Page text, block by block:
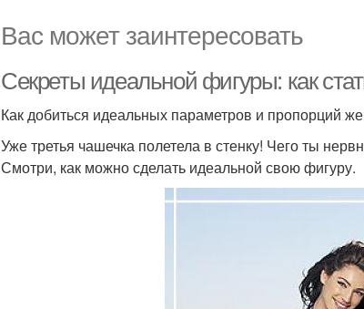
Вас может заинтересовать
Секреты идеальной фигуры: как
Как добиться идеальных параметров и пропорций
Уже третья чашечка полетела в стенку! Чего ты
Смотри, как можно сделать идеальной свою фигуру.